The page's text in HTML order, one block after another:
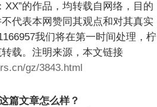
XX”的作品，均转载自网络，目的
代表本网赞同其观点和对其真实
我们将在第一时间处理，柠
载。注明来源，本文链接
gz/3843.html
篇文章怎么样？